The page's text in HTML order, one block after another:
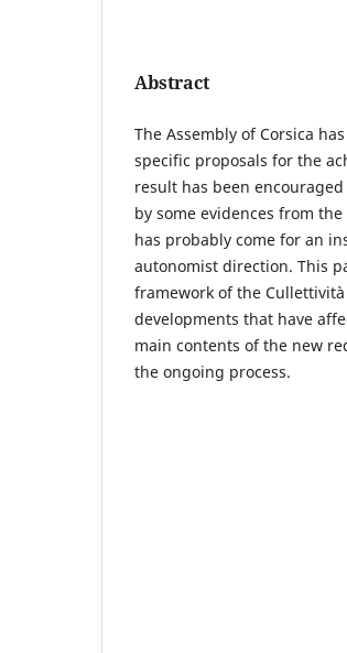
Abstract
The Assembly of Corsica
specific proposals for the
result has been
by some evidences from
has probably come for an
autonomist direction. This
framework of the
developments that have
main contents of the new
the ongoing process.